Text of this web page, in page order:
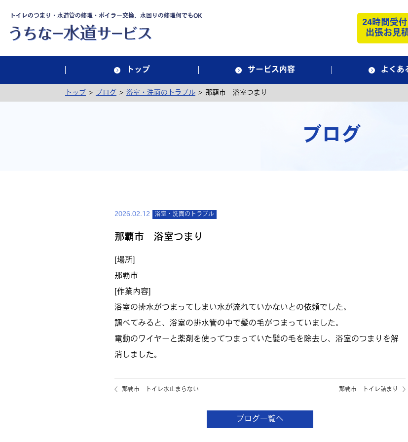
トイレのつまり・水道管の修理・ボイラー交換、水回りの修理何でもOK
24時間受
出張お見
トップ サービス内容 よくあ
トップ > ブログ > 浴室・洗面のトラブル > 那覇市 浴室つまり
ブログ
2026.02.12 浴室・洗面のトラブル
那覇市 浴室つまり
[場所]
那覇市
[作業内容]
浴室の排水がつまってしまい水が流れていかないとの依頼でした。
調べてみると、浴室の排水管の中で髪の毛がつまっていました。
電動のワイヤーと薬剤を使ってつまっていた髪の毛を除去し、浴室のつまりを解
消しました。
那覇市 トイレ水止まらない 那覇市 トイレ詰まり
ブログ一覧へ